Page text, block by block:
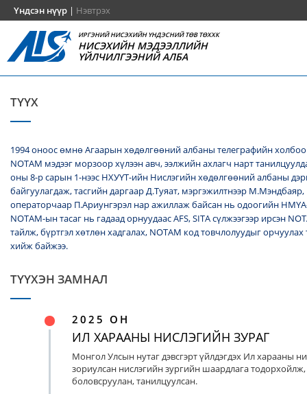
Үндсэн нүүр | Нэвтрэх
ИРГЭНИЙ НИСЭХИЙН ҮНДЭСНИЙ ТӨВ ТӨХХК
НИСЭХИЙН МЭДЭЭЛЛИЙН
ҮЙЛЧИЛГЭЭНИЙ АЛБА
ТҮҮХ
1994 оноос өмнө Агаарын хөдөлгөөний албаны телеграфийн
NОТАМ мэдээг морзоор хүлээн авч, ээлжийн ахлагч нарт
оны 8-р сарын 1-нээс НХУҮТ-ийн Нислэгийн хөдөлгөөний албаны
байгуулагдаж, тасгийн даргаар Д.Туяат, мэргэжилтнээр
операторчаар П.Ариунгэрэл нар ажиллаж байсан нь одоогийн
NOTAM-ын тасаг нь гадаад орнуудаас AFS, SITA сүлжээгээр ирсэн
тайлж, бүртгэл хөтлөн хадгалах, NОТАМ код товчлолуудыг
хийж байжээ.
ТҮҮХЭН ЗАМНАЛ
2025 ОН
ИЛ ХАРААНЫ НИСЛЭГИЙН ЗУРАГ
Монгол Улсын нутаг дэвсгэрт үйлдэгдэх Ил харааны
зориулсан нислэгийн зургийн шаардлага тодорхойлж,
боловсруулан, танилцуулсан.